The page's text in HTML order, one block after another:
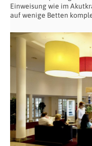
Einweisung wie im
auf wenige Betten